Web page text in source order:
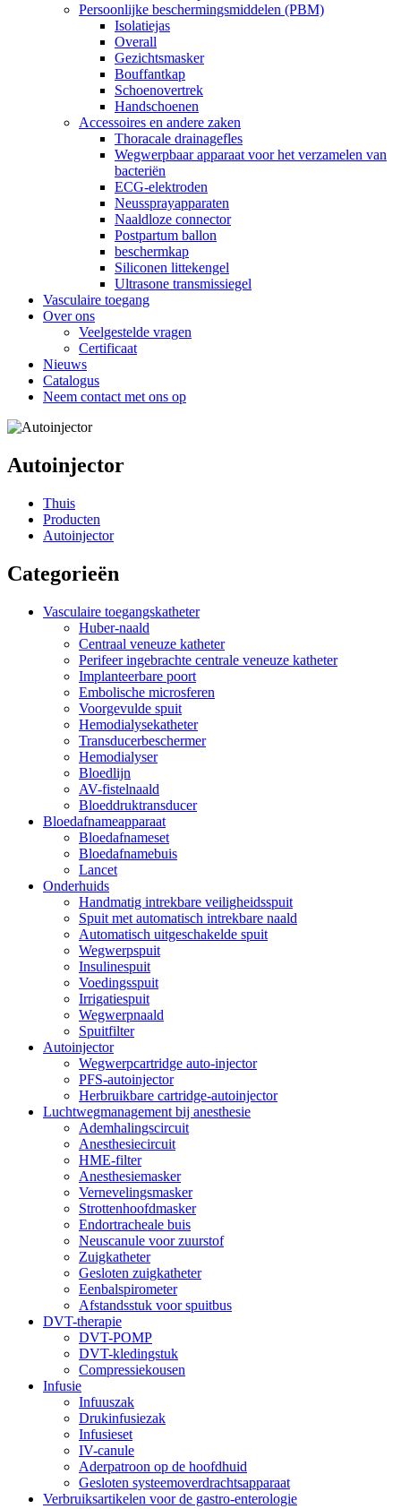
Persoonlijke beschermingsmiddelen (PBM)
Isolatiejas
Overall
Gezichtsmasker
Bouffantkap
Schoenovertrek
Handschoenen
Accessoires en andere zaken
Thoracale drainagefles
Wegwerpbaar apparaat voor het verzamelen van
bacteriën
ECG-elektroden
Neussprayapparaten
Naaldloze connector
Postpartum ballon
beschermkap
Siliconen littekengel
Ultrasone transmissiegel
Vasculaire toegang
Over ons
Veelgestelde vragen
Certificaat
Nieuws
Catalogus
Neem contact met ons op
Autoinjector
Thuis
Producten
Autoinjector
Categorieën
Vasculaire toegangskatheter
Huber-naald
Centraal veneuze katheter
Perifeer ingebrachte centrale veneuze katheter
Implanteerbare poort
Embolische microsferen
Voorgevulde spuit
Hemodialysekatheter
Transducerbeschermer
Hemodialyser
Bloedlijn
AV-fistelnaald
Bloeddruktransducer
Bloedafnameapparaat
Bloedafnameset
Bloedafnamebuis
Lancet
Onderhuids
Handmatig intrekbare veiligheidsspuit
Spuit met automatisch intrekbare naald
Automatisch uitgeschakelde spuit
Wegwerpspuit
Insulinespuit
Voedingsspuit
Irrigatiespuit
Wegwerpnaald
Spuitfilter
Autoinjector
Wegwerpcartridge auto-injector
PFS-autoinjector
Herbruikbare cartridge-autoinjector
Luchtwegmanagement bij anesthesie
Ademhalingscircuit
Anesthesiecircuit
HME-filter
Anesthesiemasker
Vernevelingsmasker
Strottenhoofdmasker
Endortracheale buis
Neuscanule voor zuurstof
Zuigkatheter
Gesloten zuigkatheter
Eenbalspirometer
Afstandsstuk voor spuitbus
DVT-therapie
DVT-POMP
DVT-kledingstuk
Compressiekousen
Infusie
Infuuszak
Drukinfusiezak
Infusieset
IV-canule
Aderpatroon op de hoofdhuid
Gesloten systeemoverdrachtsapparaat
Verbruiksartikelen voor de gastro-enterologie